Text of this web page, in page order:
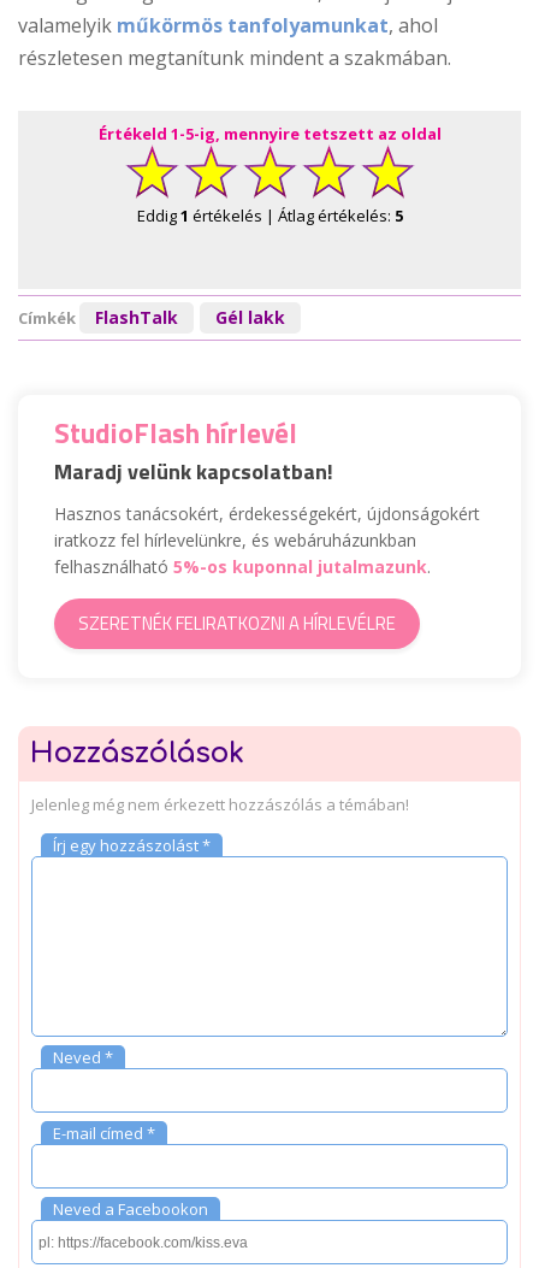
valamelyik műkörmös tanfolyamunkat, ahol
részletesen megtanítunk mindent a szakmában.
Értékeld 1-5-ig, mennyire tetszett az oldal
Eddig1 értékelés | Átlag értékelés: 5
Címkék FlashTalk Gél lakk
StudioFlash hírlevél
Maradj velünk kapcsolatban!
Hasznos tanácsokért, érdekességekért, újdonságokért
iratkozz fel hírlevelünkre, és webáruházunkban
felhasználható 5%-os kuponnal jutalmazunk.
SZERETNÉK FELIRATKOZNI A HÍRLEVÉLRE
Hozzászólások
Jelenleg még nem érkezett hozzászólás a témában!
Írj egy hozzászolást *
Neved *
E-mail címed *
Neved a Facebookon